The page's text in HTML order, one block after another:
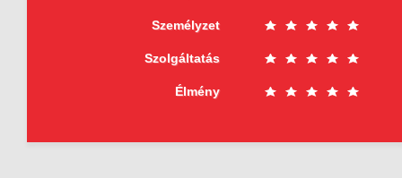
Személyzet
Szolgáltatás
Élmény